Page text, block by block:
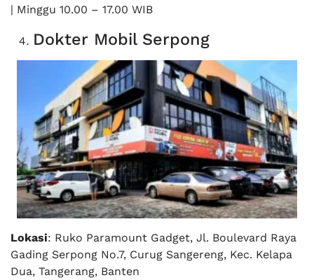
| Minggu 10.00 – 17.00 WIB
Dokter Mobil Serpong
Lokasi: Ruko Paramount Gadget, Jl. Boulevard Raya
Gading Serpong No.7, Curug Sangereng, Kec. Kelapa
Dua, Tangerang, Banten